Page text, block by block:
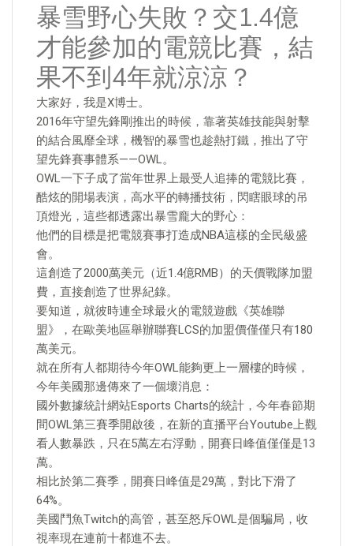
暴雪野心失敗？交1.4億
才能參加的電競比賽，結
果不到4年就涼涼？
大家好，我是X博士。
2016年守望先鋒剛推出的時候，靠著英雄技能與射擊
的結合風靡全球，機智的暴雪也趁熱打鐵，推出了守
望先鋒賽事體系——OWL。
OWL一下子成了當年世界上最受人追捧的電競比賽，
酷炫的開場表演，高水平的轉播技術，閃瞎眼球的吊
頂燈光，這些都透露出暴雪龐大的野心：
他們的目標是把電競賽事打造成NBA這樣的全民級盛
會。
這創造了2000萬美元（近1.4億RMB）的天價戰隊加盟
費，直接創造了世界紀錄。
要知道，就彼時連全球最火的電競遊戲《英雄聯
盟》，在歐美地區舉辦聯賽LCS的加盟價僅僅只有180
萬美元。
就在所有人都期待今年OWL能夠更上一層樓的時候，
今年美國那邊傳來了一個壞消息：
國外數據統計網站Esports Charts的統計，今年春節期
間OWL第三賽季開啟後，在新的直播平台Youtube上觀
看人數暴跌，只在5萬左右浮動，開賽日峰值僅僅是13
萬。
相比於第二賽季，開賽日峰值是29萬，對比下滑了
64%。
美國鬥魚Twitch的高管，甚至怒斥OWL是個騙局，收
視率現在連前十都進不去。